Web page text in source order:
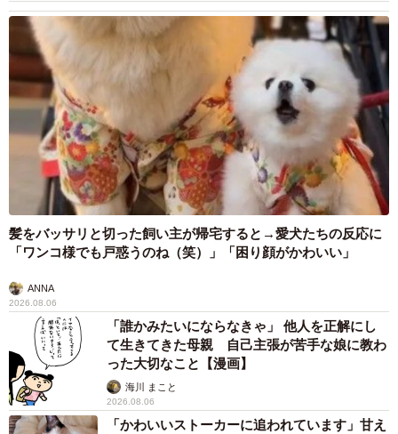
髪をバッサリと切った飼い主が帰宅すると→愛犬たちの反応に
「ワンコ様でも戸惑うのね（笑）」「困り顔がかわいい」
ANNA
2026.08.06
「誰かみたいにならなきゃ」 他人を正解にし
て生きてきた母親 自己主張が苦手な娘に教わ
った大切なこと【漫画】
海川 まこと
2026.08.06
「かわいいストーカーに追われています」甘え